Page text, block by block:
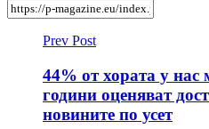
Prev Post
44% от хората у нас
години оценяват
новините по усет